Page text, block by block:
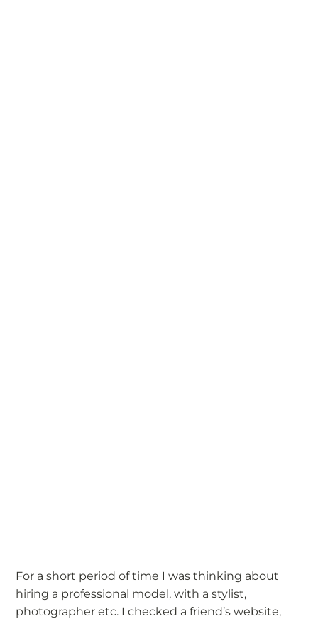
For a short period of time I was thinking about
hiring a professional model, with a stylist,
photographer etc. I checked a friend’s website,